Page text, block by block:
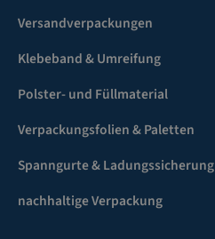
Versandverpackungen
Klebeband & Umreifung
Polster- und Füllmaterial
Verpackungsfolien & Paletten
Spanngurte & Ladungssicherung
nachhaltige Verpackung